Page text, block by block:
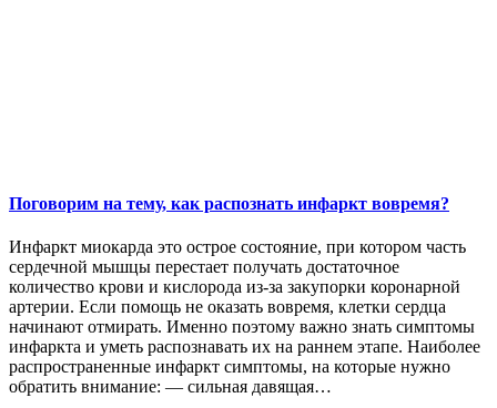
Поговорим на тему, как распознать инфаркт вовремя?
Инфаркт миокарда это острое состояние, при котором часть
сердечной мышцы перестает получать достаточное
количество крови и кислорода из-за закупорки коронарной
артерии. Если помощь не оказать вовремя, клетки сердца
начинают отмирать. Именно поэтому важно знать симптомы
инфаркта и уметь распознавать их на раннем этапе. Наиболее
распространенные инфаркт симптомы, на которые нужно
обратить внимание: — сильная давящая…